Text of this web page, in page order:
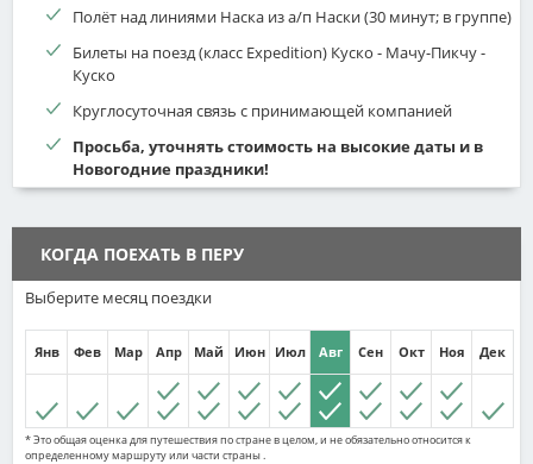
Полёт над линиями Наска из а/п Наски (30 минут; в группе)
Билеты на поезд (класс Expedition) Куско - Мачу-Пикчу -
Куско
Круглосуточная связь с принимающей компанией
Просьба, уточнять стоимость на высокие даты и в
Новогодние праздники!
КОГДА ПОЕХАТЬ В ПЕРУ
Выберите месяц поездки
Янв Фев Мар Апр Май Июн Июл Авг Сен Окт Ноя Дек
* Это общая оценка для путешествия по стране в целом, и не обязательно относится к
определенному маршруту или части страны .